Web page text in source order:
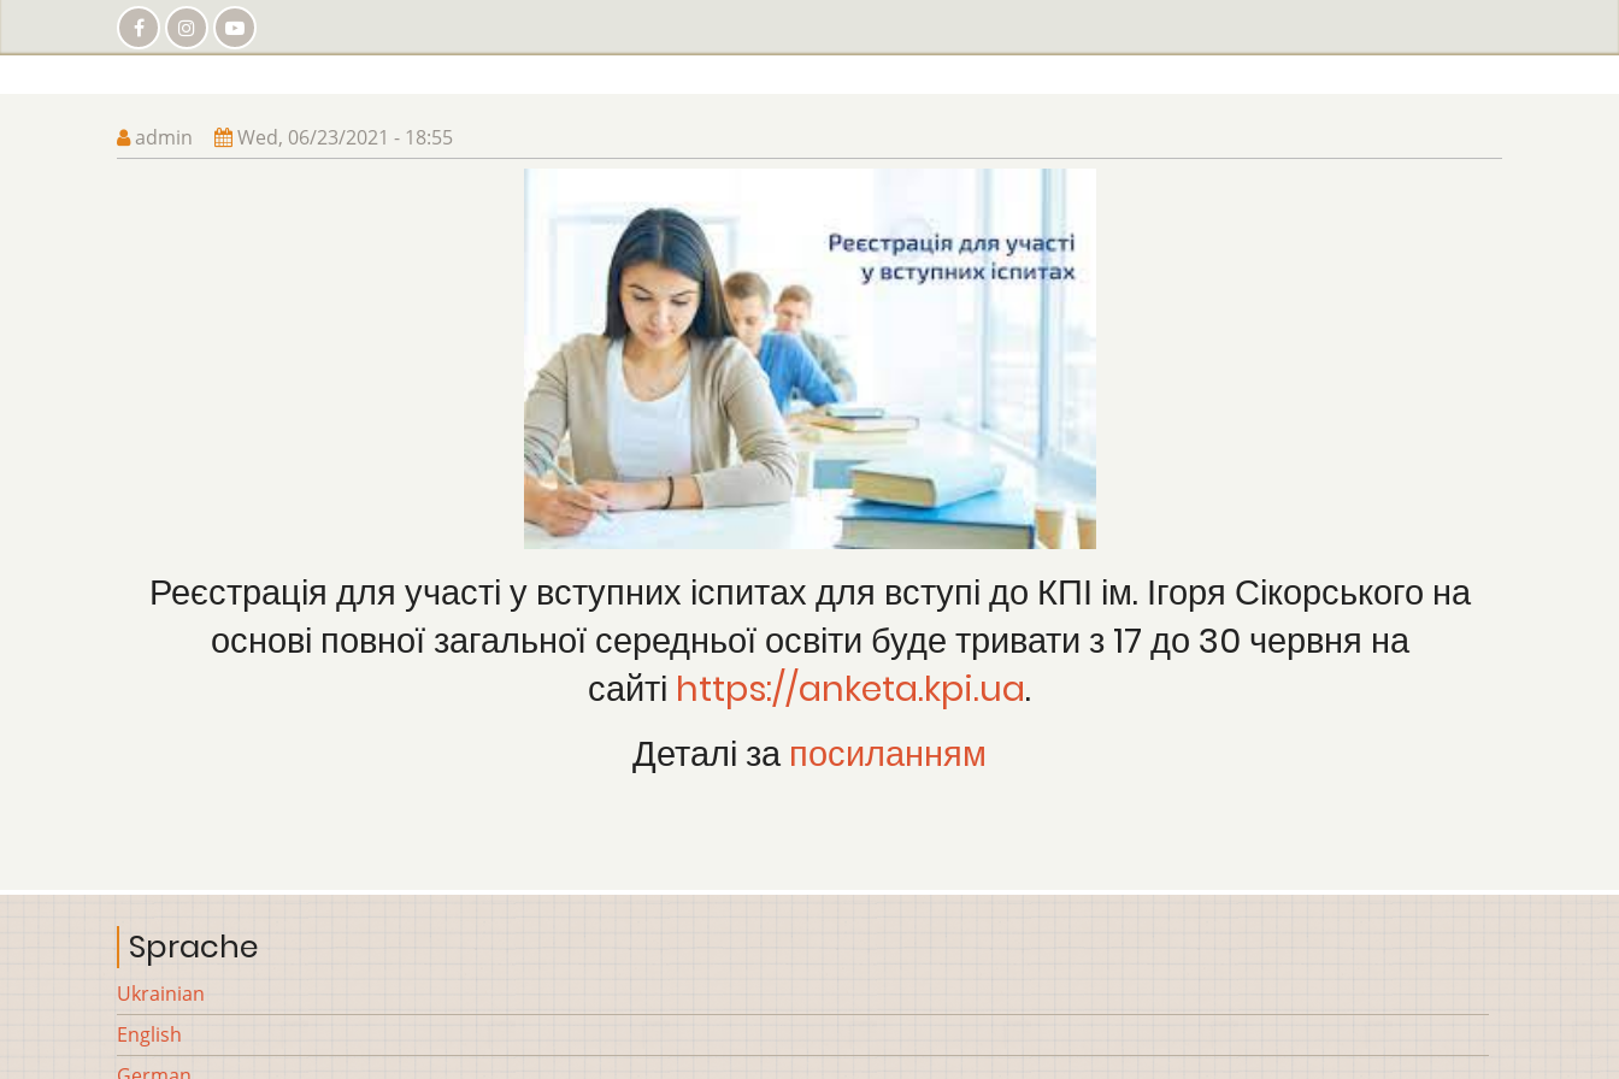
admin
Wed, 06/23/2021 - 18:55
Реєстрація для участі у вступних іспитах для вступі до КПІ ім. Ігоря Сікорського на
основі повної загальної середньої освіти буде тривати з 17 до 30 червня на
сайті https://anketa.kpi.ua.
Деталі за посиланням
Sprache
Ukrainian
English